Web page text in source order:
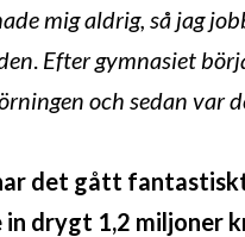
mig aldrig, så jag
. Efter gymnasiet
och sedan var
det gått
drygt 1,2 miljoner